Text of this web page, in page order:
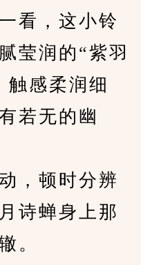
，这小铃
莹润的“紫羽
触感柔润细
若无的幽
顿时分辨
诗蝉身上那
。